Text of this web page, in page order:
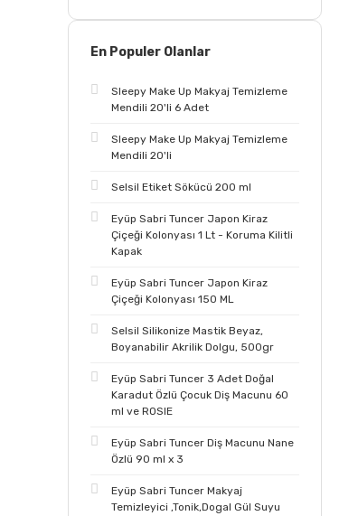
En Populer Olanlar
Sleepy Make Up Makyaj Temizleme
Mendili 20'li 6 Adet
Sleepy Make Up Makyaj Temizleme
Mendili 20'li
Selsil Etiket Sökücü 200 ml
Eyüp Sabri Tuncer Japon Kiraz
Çiçeği Kolonyası 1 Lt - Koruma Kilitli
Kapak
Eyüp Sabri Tuncer Japon Kiraz
Çiçeği Kolonyası 150 ML
Selsil Silikonize Mastik Beyaz,
Boyanabilir Akrilik Dolgu, 500gr
Eyüp Sabri Tuncer 3 Adet Doğal
Karadut Özlü Çocuk Diş Macunu 60
ml ve ROSIE
Eyüp Sabri Tuncer Diş Macunu Nane
Özlü 90 ml x 3
Eyüp Sabri Tuncer Makyaj
Temizleyici ,Tonik,Dogal Gül Suyu